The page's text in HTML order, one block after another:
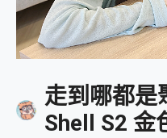
走到哪都是
Shell S2 金